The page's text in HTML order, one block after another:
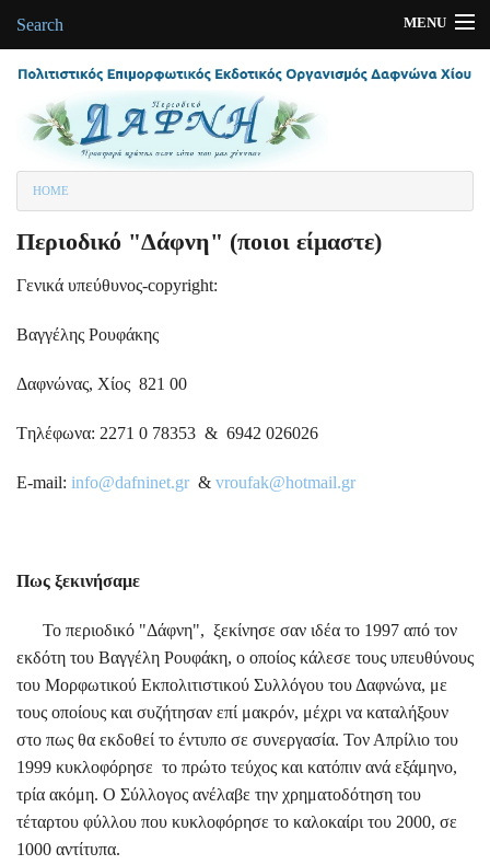
Search MENU
Αρχική
Περιοδικά-Εκδόσεις
Δαφνώνας
You are here
HOME
Περιοδικό "Δάφνη" (ποιοι είμαστε)
Γενικά υπεύθυνος-copyright:
Βαγγέλης Ρουφάκης
Δαφνώνας, Χίος 821 00
Tηλέφωνα: 2271 0 78353 & 6942 026026
E-mail: info@dafninet.gr& vroufak@hotmail.gr
Πως ξεκινήσαμε
Το περιοδικό "Δάφνη", ξεκίνησε σαν ιδέα το 1997 από τον
εκδότη του Βαγγέλη Ρουφάκη, ο οποίος κάλεσε τους υπευθύνους
του Μορφωτικού Εκπολιτιστικού Συλλόγου του Δαφνώνα, με
τους οποίους και συζήτησαν επί μακρόν, μέχρι να καταλήξουν
στο πως θα εκδοθεί το έντυπο σε συνεργασία. Τον Απρίλιο του
1999 κυκλοφόρησε το πρώτο τεύχος και κατόπιν ανά εξάμηνο,
τρία ακόμη. Ο Σύλλογος ανέλαβε την χρηματοδότηση του
τέταρτου φύλλου που κυκλοφόρησε το καλοκαίρι του 2000, σε
1000 αντίτυπα.